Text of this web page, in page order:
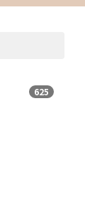
625